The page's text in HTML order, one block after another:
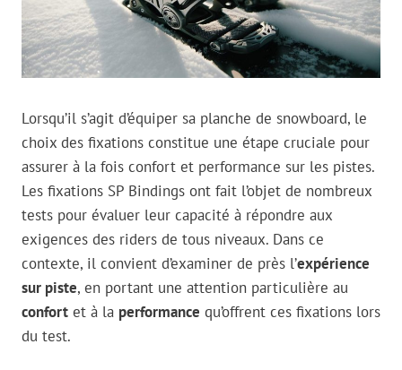
Lorsqu’il s’agit d’équiper sa planche de snowboard, le
choix des fixations constitue une étape cruciale pour
assurer à la fois confort et performance sur les pistes.
Les fixations SP Bindings ont fait l’objet de nombreux
tests pour évaluer leur capacité à répondre aux
exigences des riders de tous niveaux. Dans ce
contexte, il convient d’examiner de près l’expérience
sur piste, en portant une attention particulière au
confort et à la performance qu’offrent ces fixations lors
du test.